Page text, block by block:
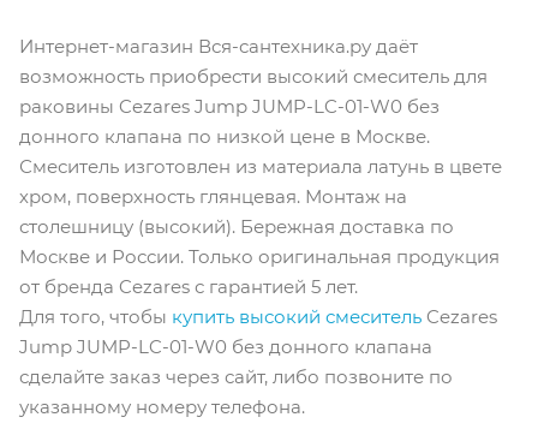
Интернет-магазин Вся-сантехника.ру даёт
возможность приобрести высокий смеситель для
раковины Cezares Jump JUMP-LC-01-W0 без
донного клапана по низкой цене в Москве.
Смеситель изготовлен из материала латунь в цвете
хром, поверхность глянцевая. Монтаж на
столешницу (высокий). Бережная доставка по
Москве и России. Только оригинальная продукция
от бренда Cezares с гарантией 5 лет.
Для того, чтобы купить высокий смеситель Cezares
Jump JUMP-LC-01-W0 без донного клапана
сделайте заказ через сайт, либо позвоните по
указанному номеру телефона.